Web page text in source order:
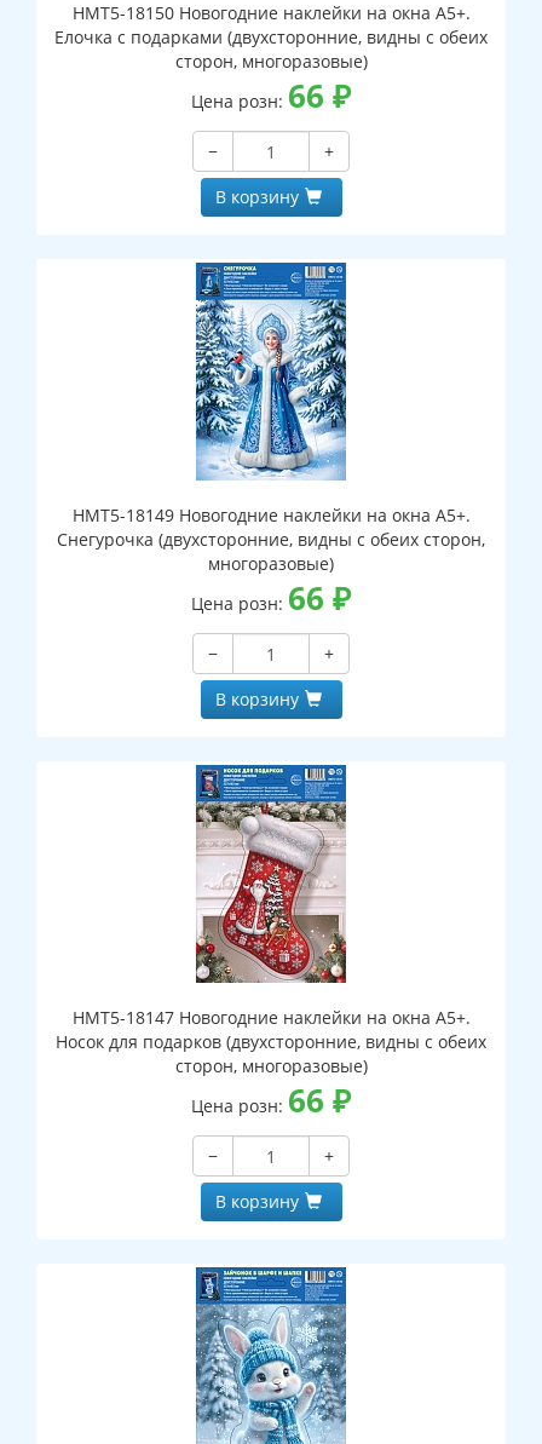
НМТ5-18150 Новогодние наклейки на окна А5+.
Елочка с подарками (двухсторонние, видны с обеих
сторон, многоразовые)
Цена розн: 66 ₽
−
+
В корзину
НМТ5-18149 Новогодние наклейки на окна А5+.
Снегурочка (двухсторонние, видны с обеих сторон,
многоразовые)
Цена розн: 66 ₽
−
+
В корзину
НМТ5-18147 Новогодние наклейки на окна А5+.
Носок для подарков (двухсторонние, видны с обеих
сторон, многоразовые)
Цена розн: 66 ₽
−
+
В корзину